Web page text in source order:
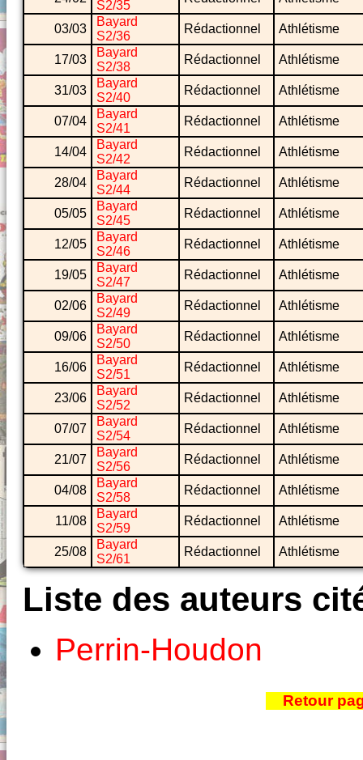
S2/35
03/03
Bayard
S2/36
Rédactionnel Athlétisme
17/03
Bayard
S2/38
Rédactionnel Athlétisme
31/03
Bayard
S2/40
Rédactionnel Athlétisme
07/04
Bayard
S2/41
Rédactionnel Athlétisme
14/04
Bayard
S2/42
Rédactionnel Athlétisme
28/04
Bayard
S2/44
Rédactionnel Athlétisme
05/05
Bayard
S2/45
Rédactionnel Athlétisme
12/05
Bayard
S2/46
Rédactionnel Athlétisme
19/05
Bayard
S2/47
Rédactionnel Athlétisme
02/06
Bayard
S2/49
Rédactionnel Athlétisme
09/06
Bayard
S2/50
Rédactionnel Athlétisme
16/06
Bayard
S2/51
Rédactionnel Athlétisme
23/06
Bayard
S2/52
Rédactionnel Athlétisme
07/07
Bayard
S2/54
Rédactionnel Athlétisme
21/07
Bayard
S2/56
Rédactionnel Athlétisme
04/08
Bayard
S2/58
Rédactionnel Athlétisme
11/08
Bayard
S2/59
Rédactionnel Athlétisme
25/08
Bayard
S2/61
Rédactionnel Athlétisme
Liste des auteurs
Perrin-Houdon
Retour